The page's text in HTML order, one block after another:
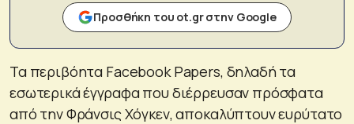
Προσθήκη του ot.gr στην Google
Τα περιβόητα Facebook Papers, δηλαδή τα
εσωτερικά έγγραφα που διέρρευσαν πρόσφατα
από την Φράνσις Χόγκεν, αποκαλύπτουν ευρύτατο